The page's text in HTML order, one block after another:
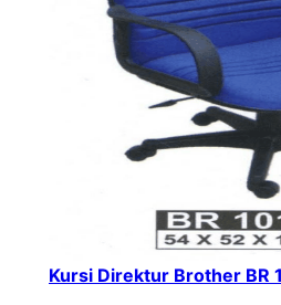
Kursi Direktur Brother BR